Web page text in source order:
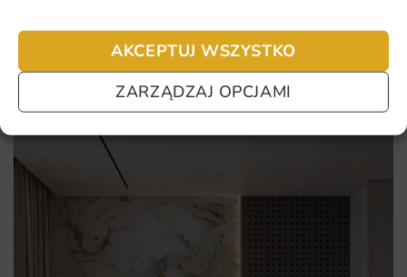
AKCEPTUJ WSZYSTKO
ZARZĄDZAJ OPCJAMI
ściany
Dekoracyjny motyw, który nadaje wnętrzu indywidualnego
Ponadczasowy kompozycja, która nie nudzi się po latach
Najczęściej zadawane pytania
Pomagamy i doradzamy przy każdym zakupie. Ale jeżeli
nie chcesz czekać – sprawdź najczęściej zadawane pytania.